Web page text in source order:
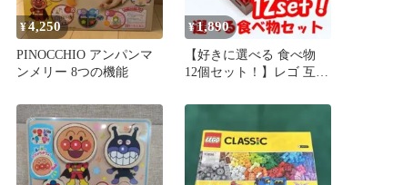
¥4,250
PINOCCHIO アンパンマ
ンメリー 8つの機能
¥1,890
【好きに選べる 食べ物
12個セット！】レゴ 互換